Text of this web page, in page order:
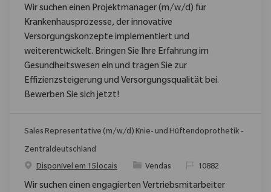
Wir suchen einen Projektmanager (m/w/d) für
Krankenhausprozesse, der innovative
Versorgungskonzepte implementiert und
weiterentwickelt. Bringen Sie Ihre Erfahrung im
Gesundheitswesen ein und tragen Sie zur
Effizienzsteigerung und Versorgungsqualität bei.
Bewerben Sie sich jetzt!
Sales Representative (m/w/d) Knie- und Hüftendoprothetik -
Zentraldeutschland
Disponível em 15 locais
Categoria
Vendas ReqId10882
Wir suchen einen engagierten Vertriebsmitarbeiter